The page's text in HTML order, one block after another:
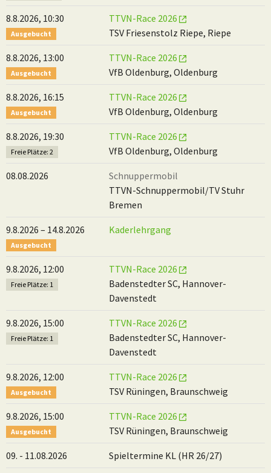
8.8.2026, 10:30
Ausgebucht
TTVN-Race 2026
TSV Friesenstolz Riepe, Riepe
8.8.2026, 13:00
Ausgebucht
TTVN-Race 2026
VfB Oldenburg, Oldenburg
8.8.2026, 16:15
Ausgebucht
TTVN-Race 2026
VfB Oldenburg, Oldenburg
8.8.2026, 19:30
Freie Plätze: 2
TTVN-Race 2026
VfB Oldenburg, Oldenburg
08.08.2026
Schnuppermobil
TTVN-Schnuppermobil/TV Stuhr
Bremen
9.8.2026 – 14.8.2026
Ausgebucht
Kaderlehrgang
9.8.2026, 12:00
Freie Plätze: 1
TTVN-Race 2026
Badenstedter SC, Hannover-
Davenstedt
9.8.2026, 15:00
Freie Plätze: 1
TTVN-Race 2026
Badenstedter SC, Hannover-
Davenstedt
9.8.2026, 12:00
Ausgebucht
TTVN-Race 2026
TSV Rüningen, Braunschweig
9.8.2026, 15:00
Ausgebucht
TTVN-Race 2026
TSV Rüningen, Braunschweig
09. - 11.08.2026 Spieltermine KL (HR 26/27)